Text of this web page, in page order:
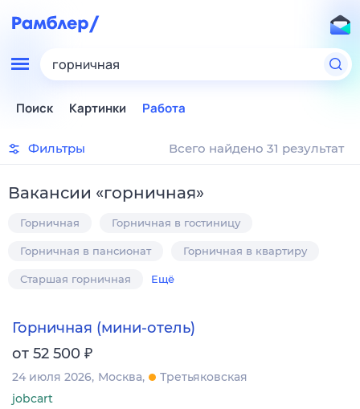
горничная
Поиск Картинки Работа
Фильтры Всего найдено 31 результат
Вакансии «горничная»
Горничная Горничная в гостиницу
Горничная в пансионат Горничная в квартиру
Старшая горничная Ещё
Горничная (мини-отель)
от 52 500 ₽
24 июля 2026 Москва
Третьяковская
jobcart